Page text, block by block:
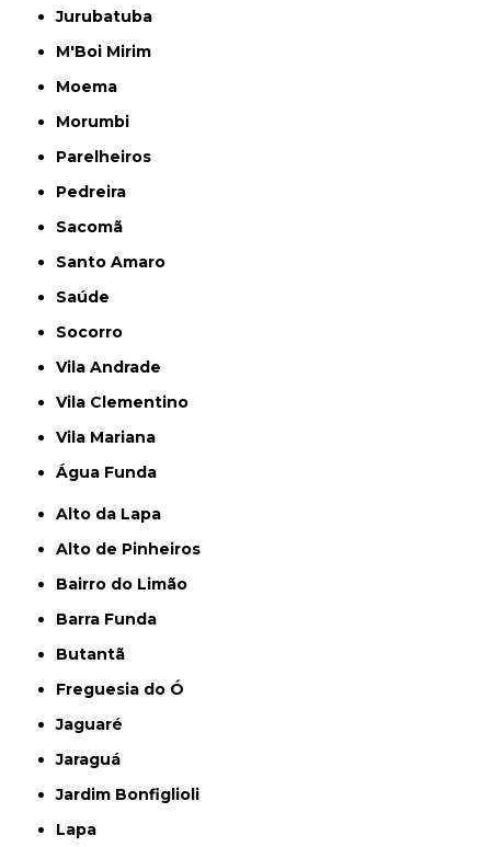
Jurubatuba
M'Boi Mirim
Moema
Morumbi
Parelheiros
Pedreira
Sacomã
Santo Amaro
Saúde
Socorro
Vila Andrade
Vila Clementino
Vila Mariana
Água Funda
Alto da Lapa
Alto de Pinheiros
Bairro do Limão
Barra Funda
Butantã
Freguesia do Ó
Jaguaré
Jaraguá
Jardim Bonfiglioli
Lapa